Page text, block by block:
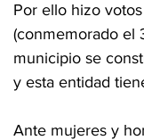
Por ello hizo
(conmemorado el
municipio se
y esta entidad
Ante mujeres y